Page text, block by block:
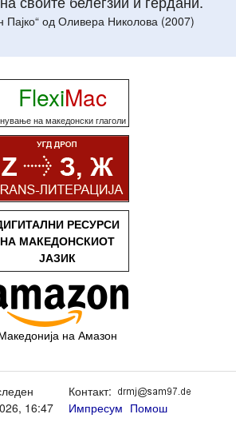
Пајко“ од Оливера Николова (2007)
FlexiMac
на македонски глаголи
РЕСУРСИ
НА МАКЕДОНСКИОТ
ЈАЗИК
на Амазон
16:47
Контакт:
Импресум Помош